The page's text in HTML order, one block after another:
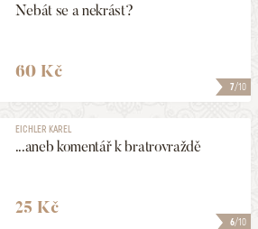
7/10
Nebát se a nekrást?
60 Kč
6/10
EICHLER KAREL
...aneb komentář k bratrovraždě
25 Kč